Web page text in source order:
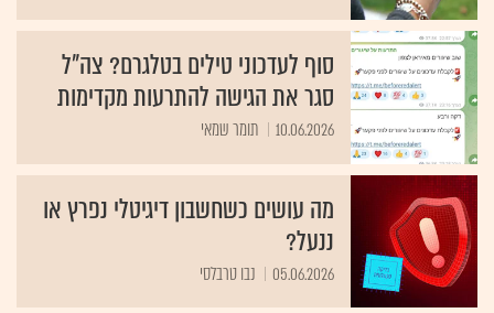
סוף לעדכוני טילים בטלגרם? צה"ל
סגר את הגישה להתרעות מקדימות
10.06.2026 תומר שמאי
מה עושים כשחשבון דיגיטלי נפרץ או
ננעל?
05.06.2026 נבו טרבלסי